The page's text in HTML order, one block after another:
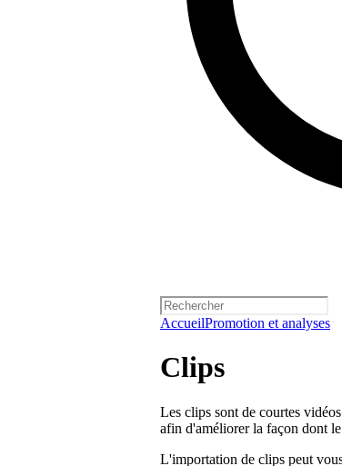
AccueilPromotion et analyses
Clips
Les clips sont de courtes
afin d'améliorer la façon dont
L'importation de clips peut